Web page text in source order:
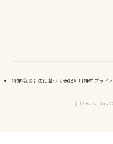
特定商取引法に基づく表記利用規約 プライ
(c) Osaka Gas